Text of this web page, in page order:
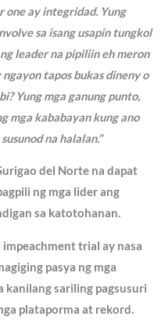
one ay integridad. Yung
sa isang usapin tungkol
leader na pipiliin eh meron
tapos bukas dineny o
Yung mga ganung punto,
mga kababayan kung ano
na halalan.”
del Norte na dapat
ng mga lider ang
sa katotohanan.
trial ay nasa
pasya ng mga
kanilang sariling pagsusuri
plataporma at rekord.